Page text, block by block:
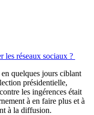
les réseaux sociaux ?
quelques jours ciblant
présidentielle,
les ingérences était
à en faire plus et à
à la diffusion.